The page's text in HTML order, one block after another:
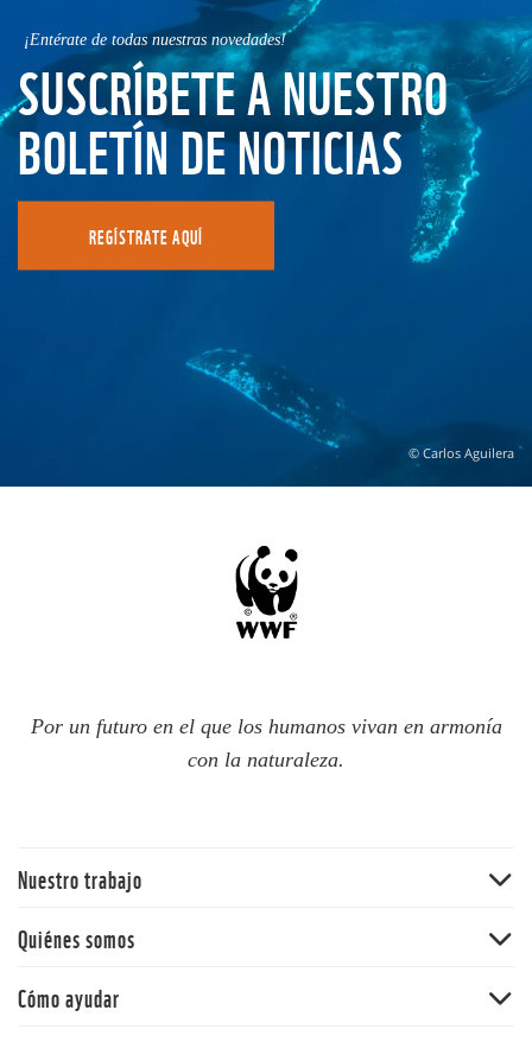
© Carlos Aguilera
¡Entérate de todas nuestras novedades!
SUSCRÍBETE A NUESTRO
BOLETÍN DE NOTICIAS
REGÍSTRATE AQUÍ
Por un futuro en el que los humanos vivan en armonía
con la naturaleza.
Nuestro trabajo
Océanos
Cambio climático
Quiénes somos
WWF en el mundo
Cómo ayudar